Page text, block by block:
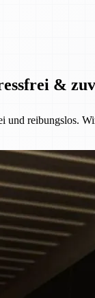
&
und reibungslos.